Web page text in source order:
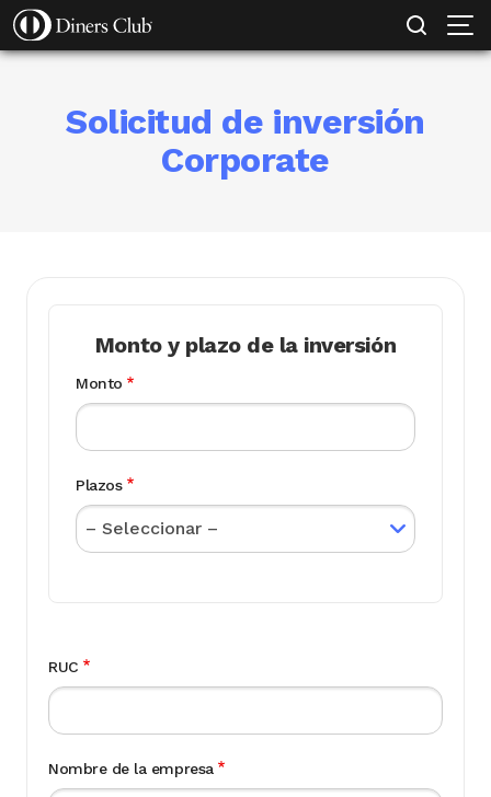
Pasar
al
principalSolicitud de inversión
Corporate
Monto y plazo de la inversión
Monto
Plazos
RUC
Nombre de la empresa